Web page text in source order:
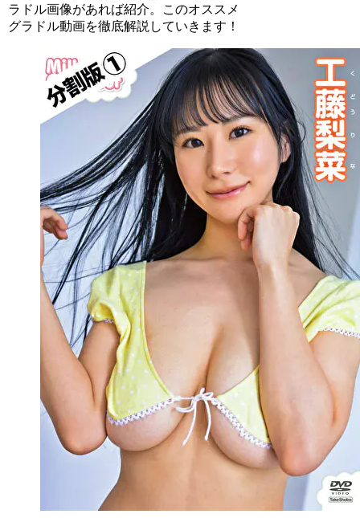
ラドル画像があれば紹介。このオススメ
グラドル動画を徹底解説していきます！